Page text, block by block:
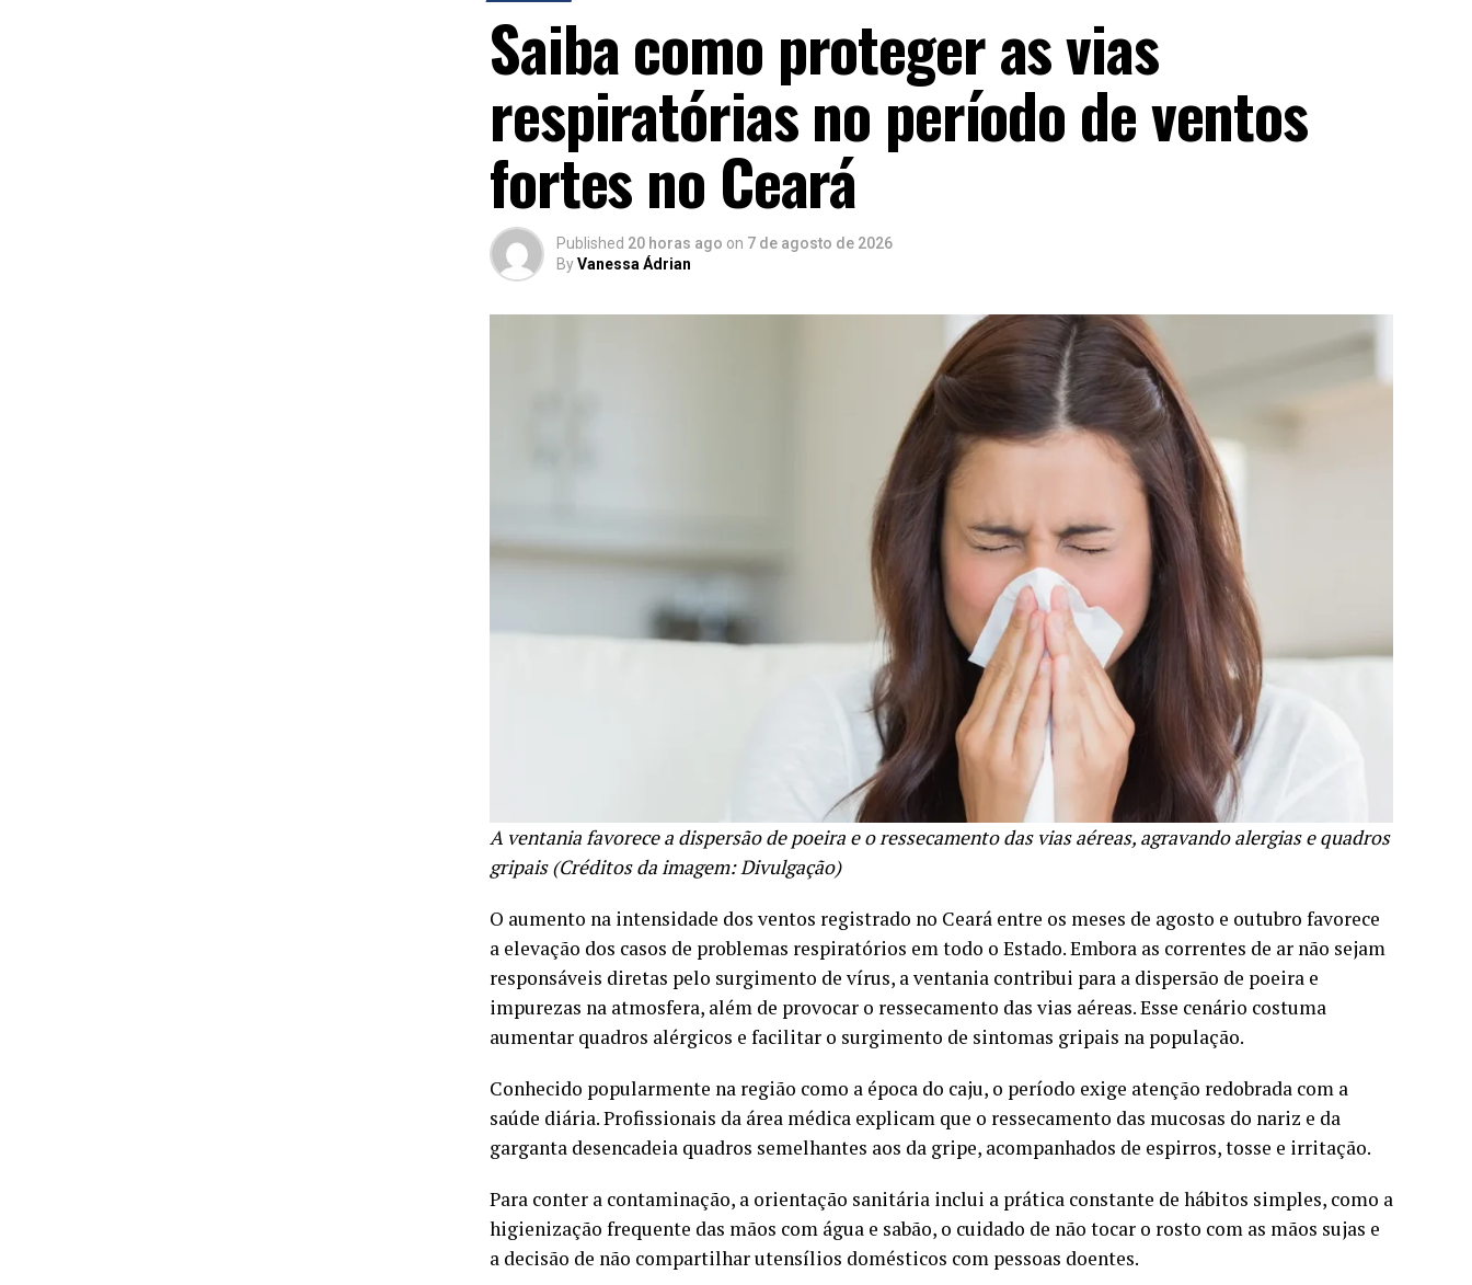
Saiba como proteger as vias
respiratórias no período de ventos
fortes no Ceará
Published 20 horas ago on 7 de agosto de 2026
ByVanessa Ádrian
A ventania favorece a dispersão de poeira e o ressecamento das vias aéreas, agravando alergias e quadros
gripais (Créditos da imagem: Divulgação)
O aumento na intensidade dos ventos registrado no Ceará entre os meses de agosto e outubro favorece
a elevação dos casos de problemas respiratórios em todo o Estado. Embora as correntes de ar não sejam
responsáveis diretas pelo surgimento de vírus, a ventania contribui para a dispersão de poeira e
impurezas na atmosfera, além de provocar o ressecamento das vias aéreas. Esse cenário costuma
aumentar quadros alérgicos e facilitar o surgimento de sintomas gripais na população.
Conhecido popularmente na região como a época do caju, o período exige atenção redobrada com a
saúde diária. Profissionais da área médica explicam que o ressecamento das mucosas do nariz e da
garganta desencadeia quadros semelhantes aos da gripe, acompanhados de espirros, tosse e irritação.
Para conter a contaminação, a orientação sanitária inclui a prática constante de hábitos simples, como a
higienização frequente das mãos com água e sabão, o cuidado de não tocar o rosto com as mãos sujas e
a decisão de não compartilhar utensílios domésticos com pessoas doentes.